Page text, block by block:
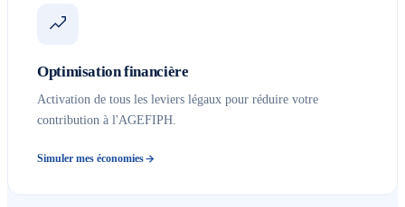
Optimisation financière
Activation de tous les leviers légaux pour réduire votre
contribution à l'AGEFIPH.
Simuler mes économies